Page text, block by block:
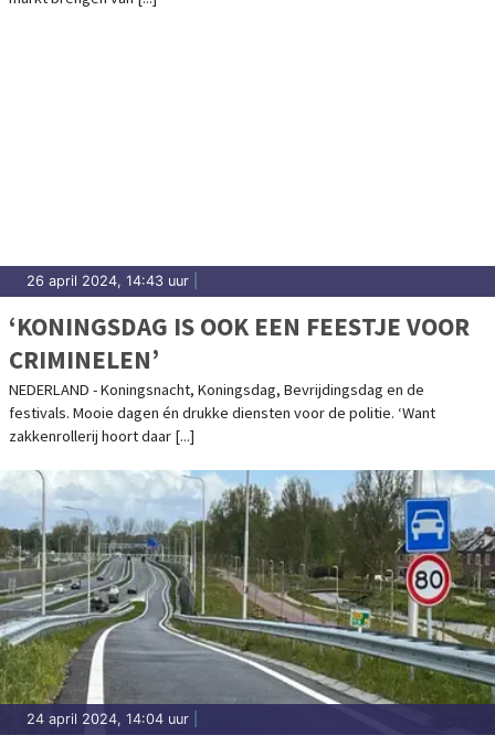
26 april 2024, 14:43 uur
‘KONINGSDAG IS OOK EEN FEESTJE VOOR
CRIMINELEN’
NEDERLAND - Koningsnacht, Koningsdag, Bevrijdingsdag en de
festivals. Mooie dagen én drukke diensten voor de politie. ‘Want
zakkenrollerij hoort daar [...]
24 april 2024, 14:04 uur